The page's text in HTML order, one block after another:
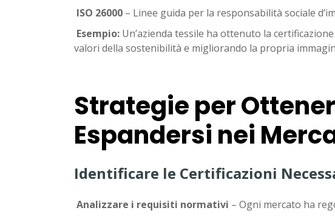
ISO 26000 – Linee guida per la responsabilità sociale
Esempio: Un’azienda tessile ha ottenuto la certificazione
valori della sostenibilità e migliorando la propria
Strategie per
Espandersi nei
Identificare le Certificazioni
Analizzare i requisiti normativi – Ogni mercato ha